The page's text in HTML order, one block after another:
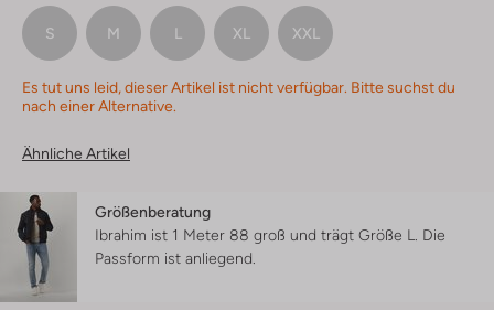
S M L XL XXL
Es tut uns leid, dieser Artikel ist nicht verfügbar. Bitte suchst du
nach einer Alternative.
Ähnliche Artikel
Größenberatung
Ibrahim ist 1 Meter 88 groß und trägt Größe L. Die
Passform ist anliegend